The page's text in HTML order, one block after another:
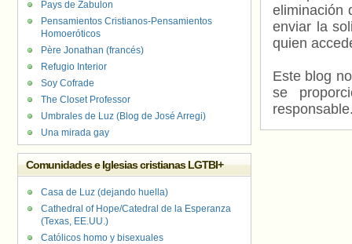
eliminación
enviar la
quien
Este blog
se
Pays de Zabulon
Pensamientos Cristianos-Pensamientos
Homoeróticos
Père Jonathan (francés)
Refugio Interior
Soy Cofrade
The Closet Professor
Umbrales de Luz (Blog de José Arregi)
Una mirada gay
Comunidades e Iglesias cristianas LGTBI+
Casa de Luz (dejando huella)
Cathedral of Hope/Catedral de la Esperanza
(Texas, EE.UU.)
Católicos homo y bisexuales